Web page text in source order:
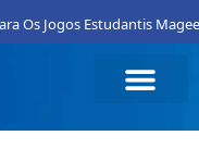
Os Jogos Estudantis